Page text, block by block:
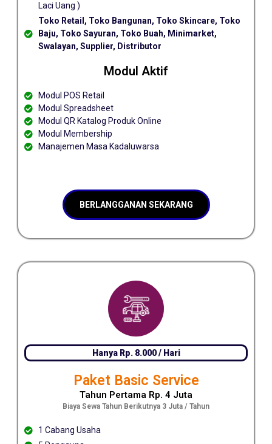
Laci Uang )
Toko Retail, Toko Bangunan, Toko Skincare, Toko
Baju, Toko Sayuran, Toko Buah, Minimarket,
Swalayan, Supplier, Distributor
Modul Aktif
Modul POS Retail
Modul Spreadsheet
Modul QR Katalog Produk Online
Modul Membership
Manajemen Masa Kadaluwarsa
BERLANGGANAN SEKARANG
Hanya Rp. 8.000 / Hari
Paket Basic Service
Tahun Pertama Rp. 4 Juta
Biaya Sewa Tahun Berikutnya 3 Juta / Tahun
1 Cabang Usaha